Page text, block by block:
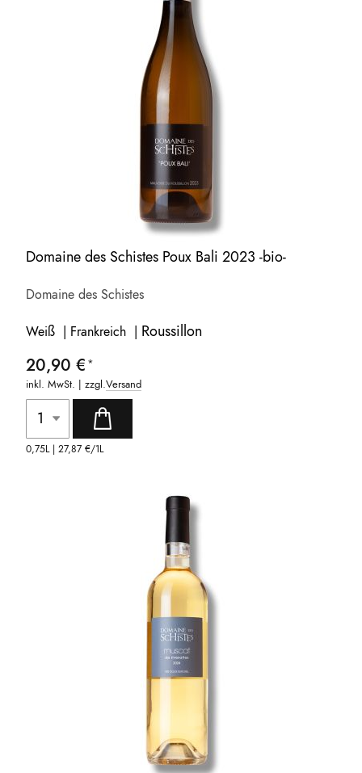
Domaine des Schistes Poux Bali 2023 -bio-
Domaine des Schistes
Weiß | Frankreich | Roussillon
20,90 €
inkl. MwSt. | zzgl.Versand
0,75L |27,87 €/1L